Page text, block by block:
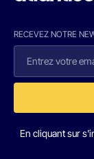
RECEVEZ NOTRE
En cliquant sur